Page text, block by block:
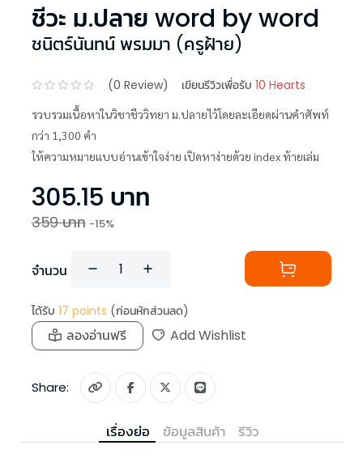
ชีวะ ม.ปลาย word by word
ชนิตร์นันทน์ พรมมา (ครูฝ้าย)
(0 Review) เขียนรีวิวเพื่อรับ 10 Hearts
รวบรวมเนื้อหาในวิชาชีววิทยา ม.ปลายไว้โดยละเอียดผ่านคำศัพท์
กว่า 1,300 คำ
ให้ความหมายแบบอ่านเข้าใจง่าย เปิดหาง่ายด้วย index ท้ายเล่ม
305.15 บาท
359บาท -15%
จำนวน
ได้รับ 17 points (ก่อนหักส่วนลด)
ลองอ่านฟรี Add Wishlist
Share:
เรื่องย่อ ข้อมูลสินค้า รีวิว